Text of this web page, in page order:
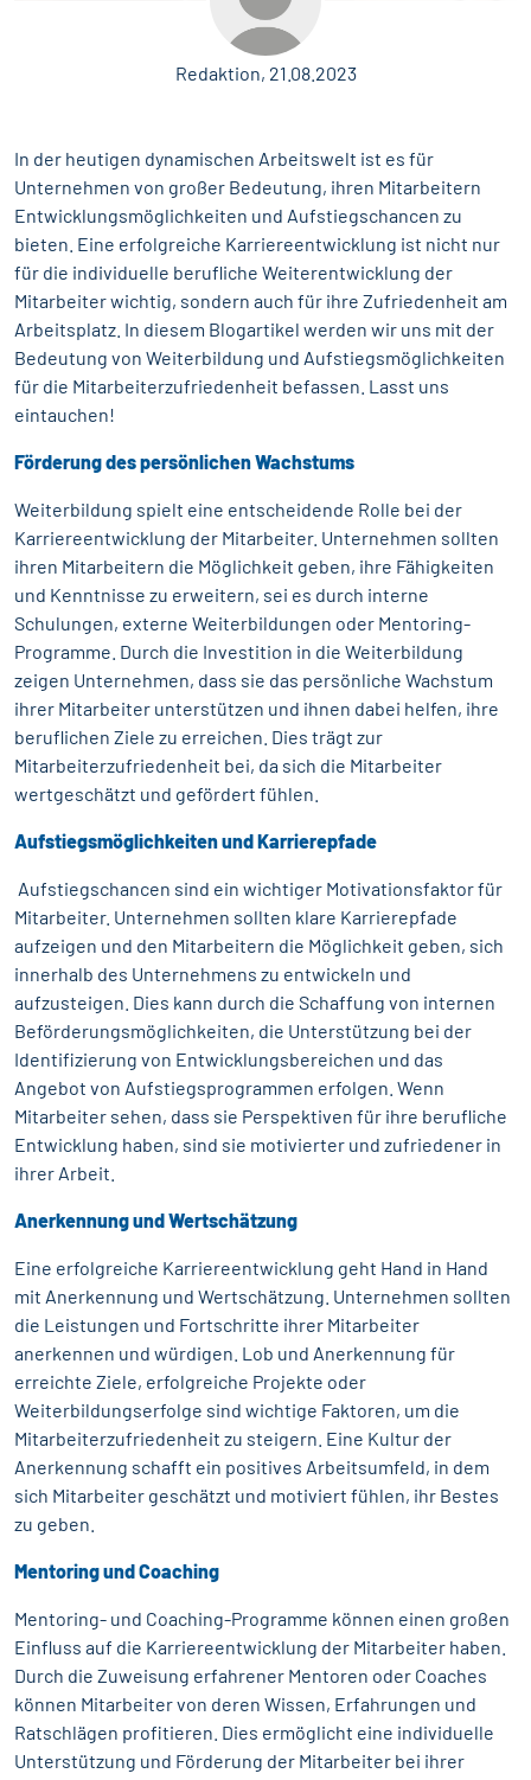
Redaktion, 21.08.2023
In der heutigen dynamischen Arbeitswelt ist es für
Unternehmen von großer Bedeutung, ihren Mitarbeitern
Entwicklungsmöglichkeiten und Aufstiegschancen zu
bieten. Eine erfolgreiche Karriereentwicklung ist nicht nur
für die individuelle berufliche Weiterentwicklung der
Mitarbeiter wichtig, sondern auch für ihre Zufriedenheit am
Arbeitsplatz. In diesem Blogartikel werden wir uns mit der
Bedeutung von Weiterbildung und Aufstiegsmöglichkeiten
für die Mitarbeiterzufriedenheit befassen. Lasst uns
eintauchen!
Förderung des persönlichen Wachstums
Weiterbildung spielt eine entscheidende Rolle bei der
Karriereentwicklung der Mitarbeiter. Unternehmen sollten
ihren Mitarbeitern die Möglichkeit geben, ihre Fähigkeiten
und Kenntnisse zu erweitern, sei es durch interne
Schulungen, externe Weiterbildungen oder Mentoring-
Programme. Durch die Investition in die Weiterbildung
zeigen Unternehmen, dass sie das persönliche Wachstum
ihrer Mitarbeiter unterstützen und ihnen dabei helfen, ihre
beruflichen Ziele zu erreichen. Dies trägt zur
Mitarbeiterzufriedenheit bei, da sich die Mitarbeiter
wertgeschätzt und gefördert fühlen.
Aufstiegsmöglichkeiten und Karrierepfade
Aufstiegschancen sind ein wichtiger Motivationsfaktor für
Mitarbeiter. Unternehmen sollten klare Karrierepfade
aufzeigen und den Mitarbeitern die Möglichkeit geben, sich
innerhalb des Unternehmens zu entwickeln und
aufzusteigen. Dies kann durch die Schaffung von internen
Beförderungsmöglichkeiten, die Unterstützung bei der
Identifizierung von Entwicklungsbereichen und das
Angebot von Aufstiegsprogrammen erfolgen. Wenn
Mitarbeiter sehen, dass sie Perspektiven für ihre berufliche
Entwicklung haben, sind sie motivierter und zufriedener in
ihrer Arbeit.
Anerkennung und Wertschätzung
Eine erfolgreiche Karriereentwicklung geht Hand in Hand
mit Anerkennung und Wertschätzung. Unternehmen sollten
die Leistungen und Fortschritte ihrer Mitarbeiter
anerkennen und würdigen. Lob und Anerkennung für
erreichte Ziele, erfolgreiche Projekte oder
Weiterbildungserfolge sind wichtige Faktoren, um die
Mitarbeiterzufriedenheit zu steigern. Eine Kultur der
Anerkennung schafft ein positives Arbeitsumfeld, in dem
sich Mitarbeiter geschätzt und motiviert fühlen, ihr Bestes
zu geben.
Mentoring und Coaching
Mentoring- und Coaching-Programme können einen großen
Einfluss auf die Karriereentwicklung der Mitarbeiter haben.
Durch die Zuweisung erfahrener Mentoren oder Coaches
können Mitarbeiter von deren Wissen, Erfahrungen und
Ratschlägen profitieren. Dies ermöglicht eine individuelle
Unterstützung und Förderung der Mitarbeiter bei ihrer